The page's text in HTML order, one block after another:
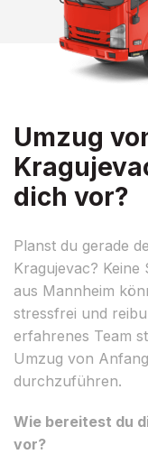
Umzug
dich vor?
Planst du gerade
Kragujevac?
aus Mannheim
stressfrei und
erfahrenes Team
Umzug von
durchzuführen.
Wie bereitest du
vor?